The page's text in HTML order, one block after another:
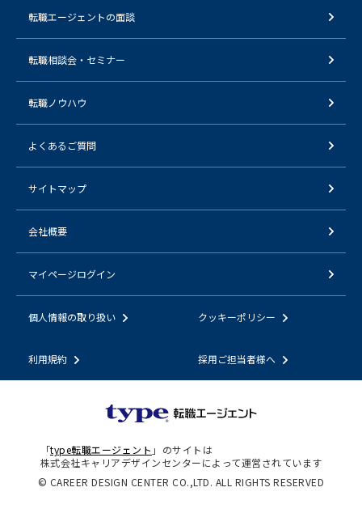
転職エージェントの面談
転職相談会・セミナー
転職ノウハウ
よくあるご質問
サイトマップ
会社概要
マイページログイン
個人情報の取り扱い クッキーポリシー
利用規約 採用ご担当者様へ
「type転職エージェント 」のサイトは
株式会社キャリアデザインセンターによって運営されています
© CAREER DESIGN CENTER CO.,LTD. ALL RIGHTS RESERVED